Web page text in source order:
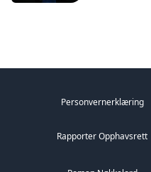
dette er i ferd
Personvernerklæring
Rapporter Opphavsrett